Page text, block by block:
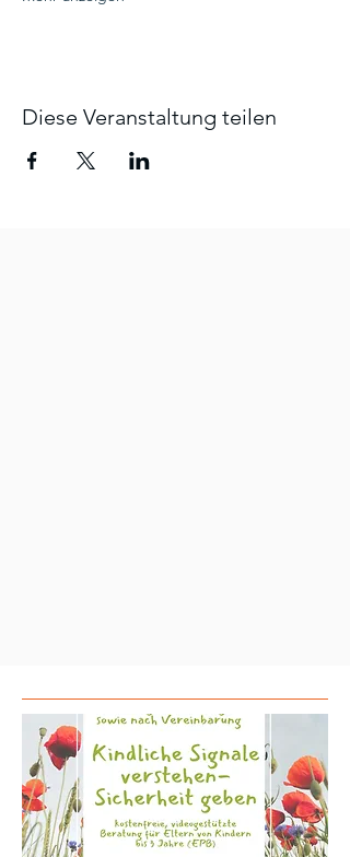
Diese Veranstaltung teilen